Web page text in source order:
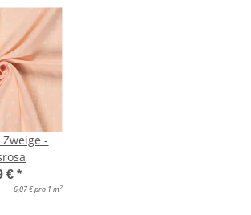
-
€ *
6,07 € pro 1 m2